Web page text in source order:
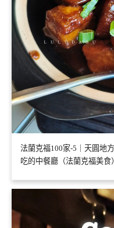
法蘭克福100家-5｜天圓地
吃的中餐廳（法蘭克福美食）